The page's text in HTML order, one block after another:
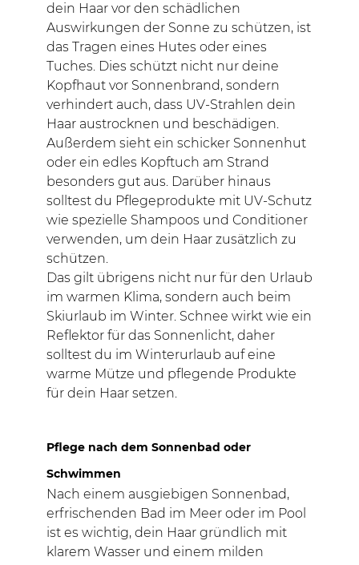
dein Haar vor den schädlichen
Auswirkungen der Sonne zu schützen, ist
das Tragen eines Hutes oder eines
Tuches. Dies schützt nicht nur deine
Kopfhaut vor Sonnenbrand, sondern
verhindert auch, dass UV-Strahlen dein
Haar austrocknen und beschädigen.
Außerdem sieht ein schicker Sonnenhut
oder ein edles Kopftuch am Strand
besonders gut aus. Darüber hinaus
solltest du Pflegeprodukte mit UV-Schutz
wie spezielle Shampoos und Conditioner
verwenden, um dein Haar zusätzlich zu
schützen.
Das gilt übrigens nicht nur für den Urlaub
im warmen Klima, sondern auch beim
Skiurlaub im Winter. Schnee wirkt wie ein
Reflektor für das Sonnenlicht, daher
solltest du im Winterurlaub auf eine
warme Mütze und pflegende Produkte
für dein Haar setzen.
Pflege nach dem Sonnenbad oder
Schwimmen
Nach einem ausgiebigen Sonnenbad,
erfrischenden Bad im Meer oder im Pool
ist es wichtig, dein Haar gründlich mit
klarem Wasser und einem milden